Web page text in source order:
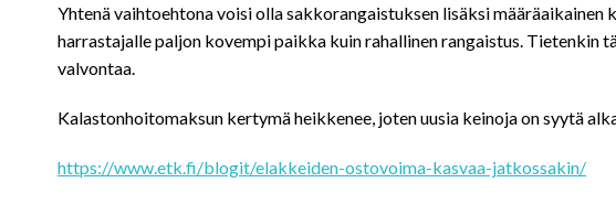
Yhtenä vaihtoehtona voisi olla sakkorangaistuksen lisäksi määräaikainen
harrastajalle paljon kovempi paikka kuin rahallinen rangaistus. Tietenkin
valvontaa.
Kalastonhoitomaksun kertymä heikkenee, joten uusia keinoja on syytä
https://www.etk.fi/blogit/elakkeiden-ostovoima-kasvaa-jatkossakin/